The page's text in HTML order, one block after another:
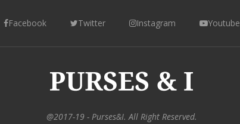
Facebook Twitter Instagram Youtube
@2017-19 - Purses&I. All Right Reserved.